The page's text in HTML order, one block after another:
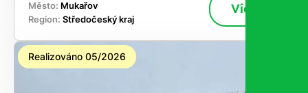
Město: Mukařov
Region: Středočeský kraj
Více
Realizováno 05/2026